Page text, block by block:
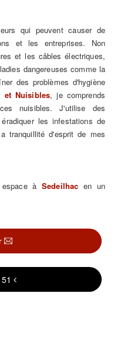
qui peuvent causer de
et les entreprises. Non
et les câbles électriques,
dangereuses comme la
des problèmes d'hygiène
et Nuisibles, je comprends
nuisibles. J'utilise des
les infestations de
tranquillité d'esprit de mes
espace àSedeilhac en un